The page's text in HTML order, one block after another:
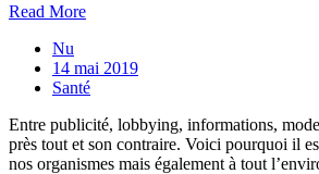
Read More
Nu
14 mai 2019
Santé
Entre publicité, lobbying, informations,
près tout et son contraire. Voici pourquoi il
nos organismes mais également à tout